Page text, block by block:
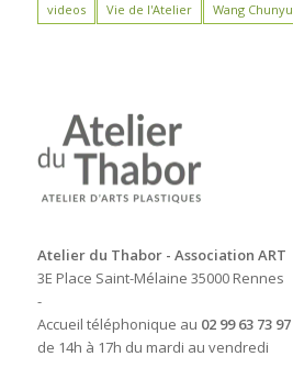
videos
Vie de l'Atelier Wang Chunyu
Atelier du Thabor - Association ART
3E Place Saint-Mélaine 35000 Rennes
-
Accueil téléphonique au 02 99 63 73 97
de 14h à 17h du mardi au vendredi